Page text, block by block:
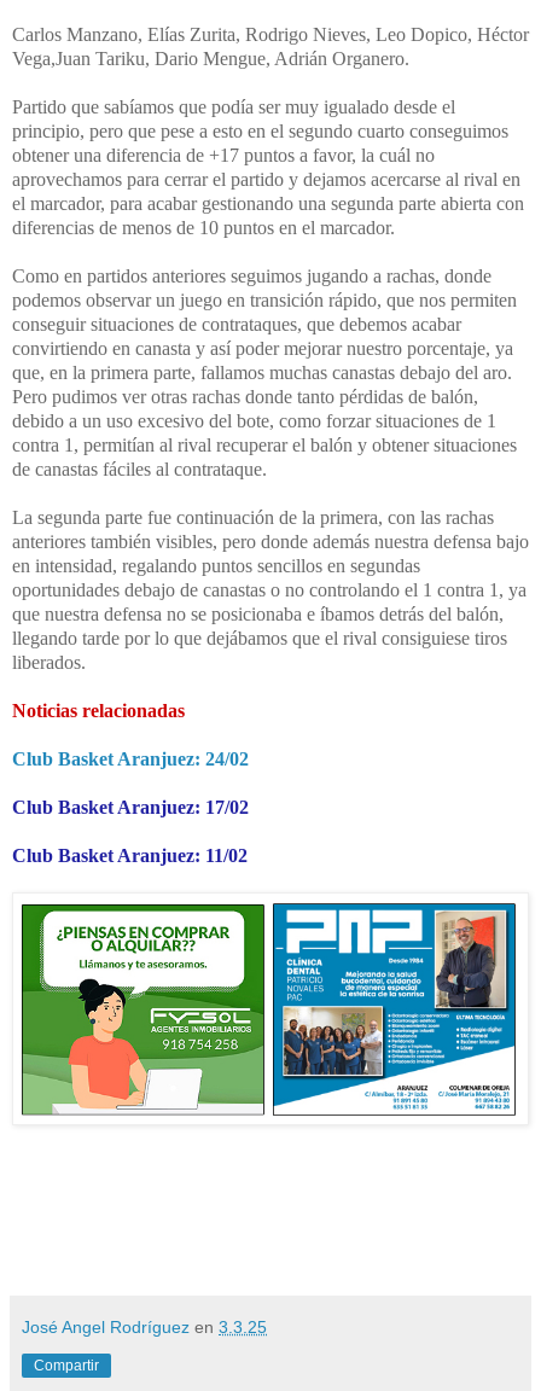
Carlos Manzano, Elías Zurita, Rodrigo Nieves, Leo Dopico, Héctor
Vega,Juan Tariku, Dario Mengue, Adrián Organero.
Partido que sabíamos que podía ser muy igualado desde el
principio, pero que pese a esto en el segundo cuarto conseguimos
obtener una diferencia de +17 puntos a favor, la cuál no
aprovechamos para cerrar el partido y dejamos acercarse al rival en
el marcador, para acabar gestionando una segunda parte abierta con
diferencias de menos de 10 puntos en el marcador.
Como en partidos anteriores seguimos jugando a rachas, donde
podemos observar un juego en transición rápido, que nos permiten
conseguir situaciones de contrataques, que debemos acabar
convirtiendo en canasta y así poder mejorar nuestro porcentaje, ya
que, en la primera parte, fallamos muchas canastas debajo del aro.
Pero pudimos ver otras rachas donde tanto pérdidas de balón,
debido a un uso excesivo del bote, como forzar situaciones de 1
contra 1, permitían al rival recuperar el balón y obtener situaciones
de canastas fáciles al contrataque.
La segunda parte fue continuación de la primera, con las rachas
anteriores también visibles, pero donde además nuestra defensa bajo
en intensidad, regalando puntos sencillos en segundas
oportunidades debajo de canastas o no controlando el 1 contra 1, ya
que nuestra defensa no se posicionaba e íbamos detrás del balón,
llegando tarde por lo que dejábamos que el rival consiguiese tiros
liberados.
Noticias relacionadas
Club Basket Aranjuez: 24/02
Club Basket Aranjuez: 17/02
Club Basket Aranjuez: 11/02
José Angel Rodríguez en 3.3.25
Compartir